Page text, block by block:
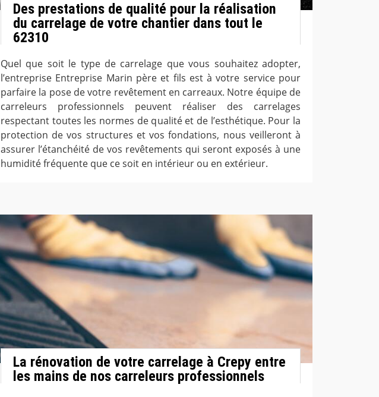
Des prestations de qualité pour la réalisation
du carrelage de votre chantier dans tout le
62310
Quel que soit le type de carrelage que vous souhaitez adopter,
l’entreprise Entreprise Marin père et fils est à votre service pour
parfaire la pose de votre revêtement en carreaux. Notre équipe de
carreleurs professionnels peuvent réaliser des carrelages
respectant toutes les normes de qualité et de l’esthétique. Pour la
protection de vos structures et vos fondations, nous veilleront à
assurer l’étanchéité de vos revêtements qui seront exposés à une
humidité fréquente que ce soit en intérieur ou en extérieur.
La rénovation de votre carrelage à Crepy entre
les mains de nos carreleurs professionnels